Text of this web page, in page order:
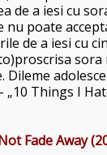
de a iesi cu
nu poate
de a iesi cu
sora
Dileme
„10 Things I
Fade Away